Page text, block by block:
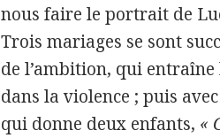
nous faire le portrait de
Trois mariages se sont
de l’ambition, qui
dans la violence ; puis
qui donne deux enfants, «